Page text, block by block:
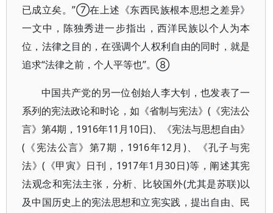
已成立矣。”⑦在上述《东西民族根本思想之差异》
一文中，陈独秀进一步指出，西洋民族以个人为本
位，法律之目的，在强调个人权利自由的同时，就是
追求“法律之前，个人平等也”。⑧
中国共产党的另一位创始人李大钊，也发表了一
系列的宪法政论和时论，如《省制与宪法》(《宪法公
言》第4期，1916年11月10日)、《宪法与思想自由》
(《宪法公言》第7期，1916年12月)、《孔子与宪
法》(《甲寅》日刊，1917年1月30日)等，阐述其宪
法观念和宪法主张，分析、比较国外(尤其是苏联)以
及中国历史上的宪法思想和立宪实践，提出自由、民